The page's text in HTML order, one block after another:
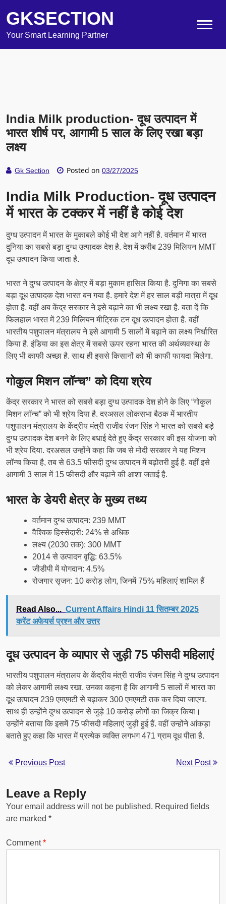
GKSECTION
Your Smart Learning Partner
India Milk production- दूध उत्पादन में
भारत शीर्ष पर, आगामी 5 साल के लिए रखा बड़ा
लक्ष्य
Gk Section Posted on 03/27/2025
India Milk Production- दूध उत्पादन
में भारत के टक्कर में नहीं है कोई देश
दुग्ध उत्पादन में भारत के मुकाबले कोई भी देश आगे नहीं है. वर्तमान में भारत
दुनिया का सबसे बड़ा दुग्ध उत्पादक देश है. देश में करीब 239 मिलियन MMT
दूध उत्पादन किया जाता है.
भारत ने दुग्ध उत्पादन के क्षेत्र में बड़ा मुकाम हासिल किया है. दुनिगा का सबसे
बड़ा दूध उत्पादक देश भारत बन गया है. हमारे देश में हर साल बड़ी मात्रा में दूध
होता है. वहीं अब केंद्र सरकार ने इसे बढ़ाने का भी लक्ष्य रखा है. बता दें कि
फिलहाल भारत में 239 मिलियन मीट्रिक टन दूध उत्पादन होता है. वहीं
भारतीय पशुपालन मंत्रालय ने इसे आगामी 5 सालों में बढ़ाने का लक्ष्य निर्धारित
किया है. इंडिया का इस क्षेत्र में सबसे ऊपर रहना भारत की अर्थव्यवस्था के
लिए भी काफी अच्छा है. साथ ही इससे किसानों को भी काफी फायदा मिलेगा.
गोकुल मिशन लॉन्च” को दिया श्रेय
केंद्र सरकार ने भारत को सबसे बड़ा दुग्ध उत्पादक देश होने के लिए “गोकुल
मिशन लॉन्च” को भी श्रेय दिया है. दरअसल लोकसभा बैठक में भारतीय
पशुपालन मंत्रालय के केंद्रीय मंत्री राजीव रंजन सिंह ने भारत को सबसे बड़े
दुग्ध उत्पादक देश बनने के लिए बधाई देते हुए केंद्र सरकार की इस योजना को
भी श्रेय दिया. दरअसल उन्होंने कहा कि जब से मोदी सरकार ने यह मिशन
लॉन्च किया है, तब से 63.5 फीसदी दुग्ध उत्पादन में बढ़ोतरी हुई है. वहीं इसे
आगामी 3 साल में 15 फीसदी और बढ़ाने की आशा जताई है.
भारत के डेयरी क्षेत्र के मुख्य तथ्य
वर्तमान दुग्ध उत्पादन: 239 MMT
वैश्विक हिस्सेदारी: 24% से अधिक
लक्ष्य (2030 तक): 300 MMT
2014 से उत्पादन वृद्धि: 63.5%
जीडीपी में योगदान: 4.5%
रोजगार सृजन: 10 करोड़ लोग, जिनमें 75% महिलाएं शामिल हैं
Read Also... Current Affairs Hindi 11 सितम्बर 2025
करेंट अफेयर्स प्रश्न और उत्तर
दूध उत्पादन के व्यापार से जुड़ी 75 फीसदी महिलाएं
भारतीय पशुपालन मंत्रालय के केंद्रीय मंत्री राजीव रंजन सिंह ने दुग्ध उत्पादन
को लेकर आगामी लक्ष्य रखा. उनका कहना है कि आगामी 5 सालों में भारत का
दूध उत्पादन 239 एमएमटी से बढ़ाकर 300 एमएमटी तक कर दिया जाएगा.
साथ ही उन्होंने दुग्ध उत्पादन से जुड़े 10 करोड़ लोगों का जिक्र किया।
उन्होंने बताया कि इसमें 75 फीसदी महिलाएं जुड़ी हुई हैं. वहीं उन्होंने आंकड़ा
बताते हुए कहा कि भारत में प्रत्येक व्यक्ति लगभग 471 ग्राम दूध पीता है.
Previous Post Next Post
Leave a Reply
Your email address will not be published. Required fields
are marked *
Comment*